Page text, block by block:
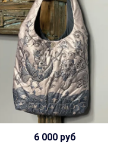
6 000 руб